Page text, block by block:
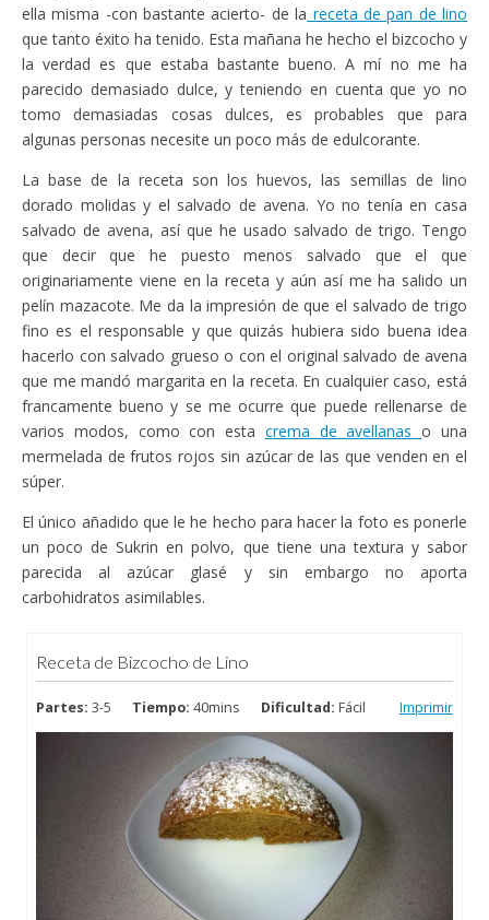
ella misma -con bastante acierto- de la receta de pan de lino
que tanto éxito ha tenido. Esta mañana he hecho el bizcocho y
la verdad es que estaba bastante bueno. A mí no me ha
parecido demasiado dulce, y teniendo en cuenta que yo no
tomo demasiadas cosas dulces, es probables que para
algunas personas necesite un poco más de edulcorante.
La base de la receta son los huevos, las semillas de lino
dorado molidas y el salvado de avena. Yo no tenía en casa
salvado de avena, así que he usado salvado de trigo. Tengo
que decir que he puesto menos salvado que el que
originariamente viene en la receta y aún así me ha salido un
pelín mazacote. Me da la impresión de que el salvado de trigo
fino es el responsable y que quizás hubiera sido buena idea
hacerlo con salvado grueso o con el original salvado de avena
que me mandó margarita en la receta. En cualquier caso, está
francamente bueno y se me ocurre que puede rellenarse de
varios modos, como con esta crema de avellanaso una
mermelada de frutos rojos sin azúcar de las que venden en el
súper.
El único añadido que le he hecho para hacer la foto es ponerle
un poco de Sukrin en polvo, que tiene una textura y sabor
parecida al azúcar glasé y sin embargo no aporta
carbohidratos asimilables.
Receta de Bizcocho de Lino
Partes:3-5 Tiempo: 40mins Dificultad:Fácil Imprimir